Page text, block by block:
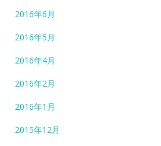
2016年6月
2016年5月
2016年4月
2016年2月
2016年1月
2015年12月